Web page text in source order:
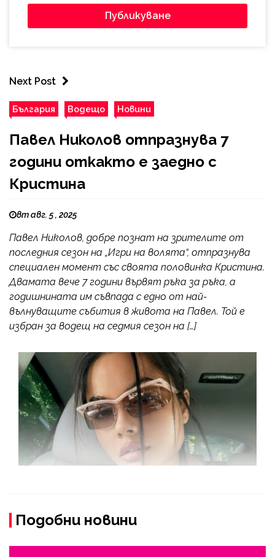
Next Post
България Водещо Новини
Павел Николов отпразнува 7
години откакто е заедно с
Кристина
вт авг. 5 , 2025
Павел Николов, добре познат на зрителите от
последния сезон на „Игри на волята“, отпразнува
специален момент със своята половинка Кристина.
Двамата вече 7 години вървят ръка за ръка, а
годишнината им съвпада с едно от най-
вълнуващите събития в живота на Павел. Той е
избран за водещ на седмия сезон на […]
Подобни новини